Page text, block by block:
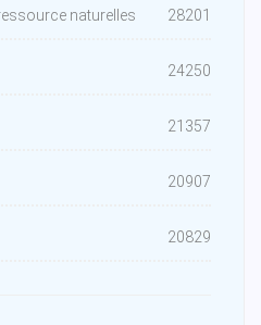
naturelles 28201
24250
21357
20907
20829